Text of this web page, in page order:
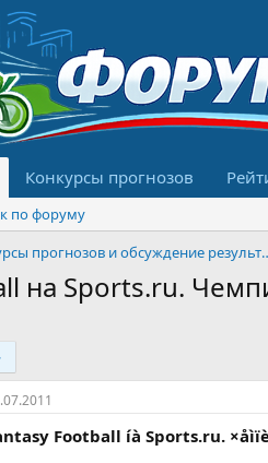
Конкурсы прогнозов
по форуму
Конкурсы
на Sports.ru.
Football íà Sports.ru.